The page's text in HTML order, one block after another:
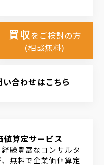
買収をご検討の方
(相談無料)
合わせはこちら
値算定サービス
経験豊富なコンサルタ
、無料で企業価値算定